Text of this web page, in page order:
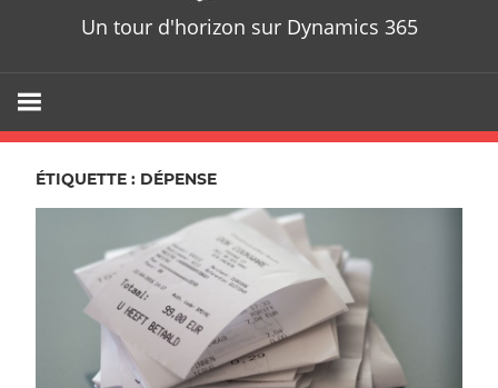
Un tour d'horizon sur Dynamics 365
ÉTIQUETTE : DÉPENSE